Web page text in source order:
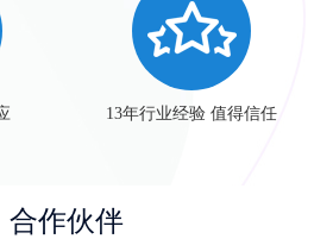
13年行业经验 值得信任
合作伙伴